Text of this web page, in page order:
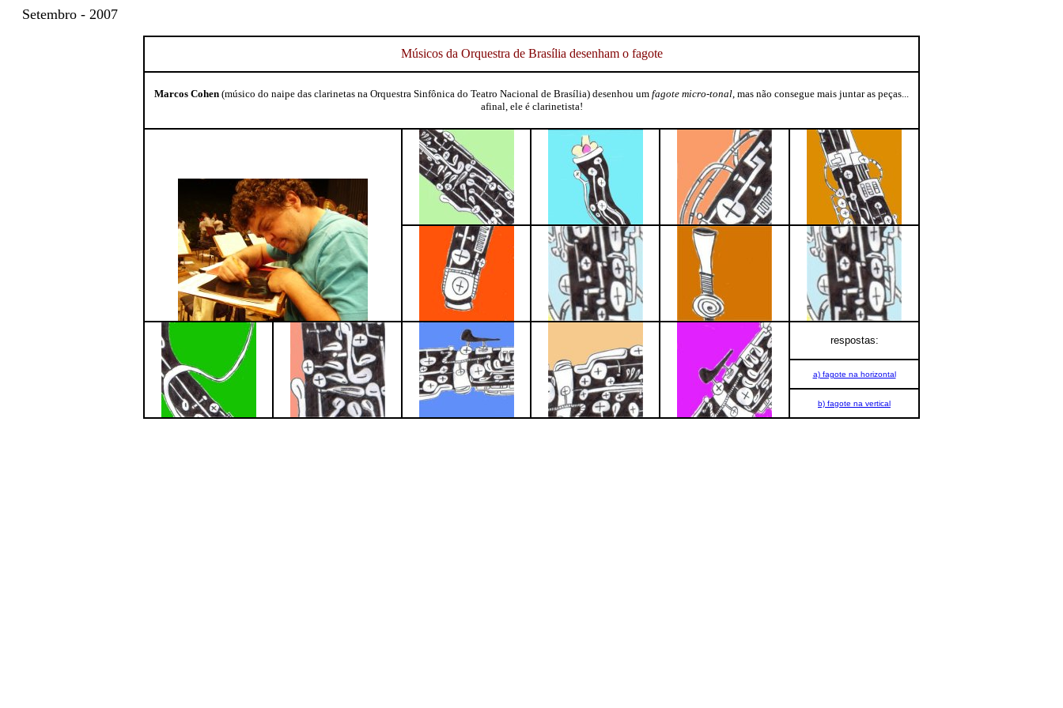
Setembro - 2007
Músicos da Orquestra de Brasília desenham o fagote
Marcos Cohen (músico do naipe das clarinetas na Orquestra Sinfônica do Teatro Nacional de Brasília) desenhou um fagote micro-tonal, mas não consegue mais juntar as peças...
afinal, ele é clarinetista!
respostas:
a)fagote na horizontal
b) fagote na vertical